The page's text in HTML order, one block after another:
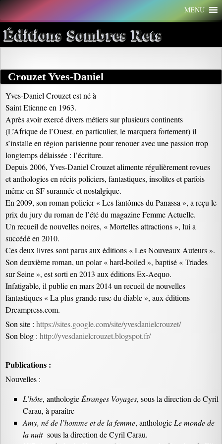
Aller
au
contenu
MENU
Éditions Sombres Rets
Crouzet Yves-Daniel
Yves-Daniel Crouzet est né à
Saint Etienne en 1963.
Après avoir exercé divers métiers sur plusieurs continents
(L’Afrique de l’Ouest, en particulier, le marquera fortement) il
s’installe en région parisienne pour renouer avec une passion trop
longtemps délaissée : l’écriture.
Depuis 2006, Yves-Daniel Crouzet alimente régulièrement revues
et anthologies en récits policiers, fantastiques, insolites et parfois
même en SF surannée et nostalgique.
En 2009, son roman policier « Les fantômes du Panassa », a reçu le
prix du jury du roman de l’été du magazine Femme Actuelle.
Un recueil de nouvelles noires, « Mortelles attractions », lui a
succédé en 2010.
Ces deux livres sont parus aux éditions « Les Nouveaux Auteurs ».
Son deuxième roman, un polar « hard-boiled », baptisé « Triades
sur Seine », est sorti en 2013 aux éditions Ex-Aequo.
Infatigable, il publie en mars 2014 un recueil de nouvelles
fantastiques « La plus grande ruse du diable », aux éditions
Dreampress.com.
Son site : https://sites.google.com/site/yvesdanielcrouzet/
Son blog : http://yvesdanielcrouzet.blogspot.fr/
Publications :
Nouvelles :
L’hôte, anthologie Étranges Voyages, sous la direction de Cyril
Carau, à paraître
Amy, né de l’homme et de la femme, anthologie Le monde de
la nuitsous la direction de Cyril Carau.